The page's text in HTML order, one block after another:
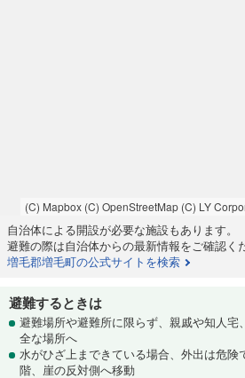
(C) Mapbox (C) OpenStreetMap (C) LY
自治体による開設が必要な施設もあります。
避難の際は自治体からの最新情報をご確認く
増毛郡増毛町の公式サイトを検索
避難するときは
避難場所や避難所に限らず、親戚や知人宅
全な場所へ
水がひざ上まできている場合、外出は危険
階、崖の反対側へ移動